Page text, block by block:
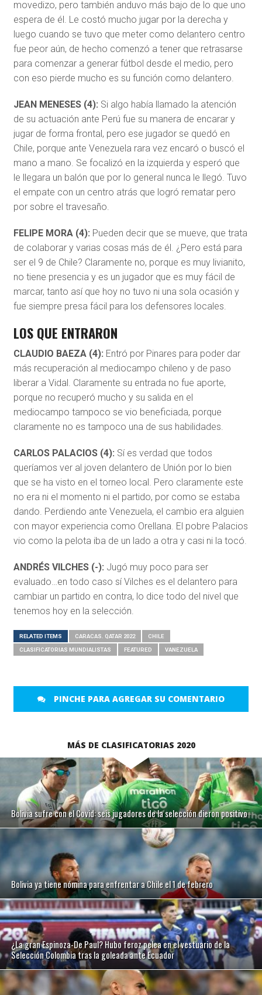
movedizo, pero también anduvo más bajo de lo que uno
espera de él. Le costó mucho jugar por la derecha y
luego cuando se tuvo que meter como delantero centro
fue peor aún, de hecho comenzó a tener que retrasarse
para comenzar a generar fútbol desde el medio, pero
con eso pierde mucho es su función como delantero.
JEAN MENESES (4): Si algo había llamado la atención
de su actuación ante Perú fue su manera de encarar y
jugar de forma frontal, pero ese jugador se quedó en
Chile, porque ante Venezuela rara vez encaró o buscó el
mano a mano. Se focalizó en la izquierda y esperó que
le llegara un balón que por lo general nunca le llegó. Tuvo
el empate con un centro atrás que logró rematar pero
por sobre el travesaño.
FELIPE MORA (4): Pueden decir que se mueve, que trata
de colaborar y varias cosas más de él. ¿Pero está para
ser el 9 de Chile? Claramente no, porque es muy livianito,
no tiene presencia y es un jugador que es muy fácil de
marcar, tanto así que hoy no tuvo ni una sola ocasión y
fue siempre presa fácil para los defensores locales.
LOS QUE ENTRARON
CLAUDIO BAEZA (4): Entró por Pinares para poder dar
más recuperación al mediocampo chileno y de paso
liberar a Vidal. Claramente su entrada no fue aporte,
porque no recuperó mucho y su salida en el
mediocampo tampoco se vio beneficiada, porque
claramente no es tampoco una de sus habilidades.
CARLOS PALACIOS (4): Sí es verdad que todos
queríamos ver al joven delantero de Unión por lo bien
que se ha visto en el torneo local. Pero claramente este
no era ni el momento ni el partido, por como se estaba
dando. Perdiendo ante Venezuela, el cambio era alguien
con mayor experiencia como Orellana. El pobre Palacios
vio como la pelota iba de un lado a otra y casi ni la tocó.
ANDRÉS VILCHES (-): Jugó muy poco para ser
evaluado…en todo caso sí Vilches es el delantero para
cambiar un partido en contra, lo dice todo del nivel que
tenemos hoy en la selección.
RELATED ITEMS CARACAS. QATAR 2022 CHILE
CLASIFICATORIAS MUNDIALISTAS FEATURED VANEZUELA
PINCHE PARA AGREGAR SU COMENTARIO
MÁS DE CLASIFICATORIAS 2020
Bolivia sufre con el Covid: seis jugadores de la selección dieron positivo
Bolivia ya tiene nómina para enfrentar a Chile el 1 de febrero
¿La gran Espinoza-De Paul? Hubo feroz pelea en el vestuario de la
Selección Colombia tras la goleada ante Ecuador